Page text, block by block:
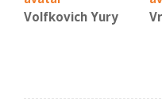
Volfkovich Yury